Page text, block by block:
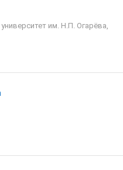
им. Н.П. Огарёва,